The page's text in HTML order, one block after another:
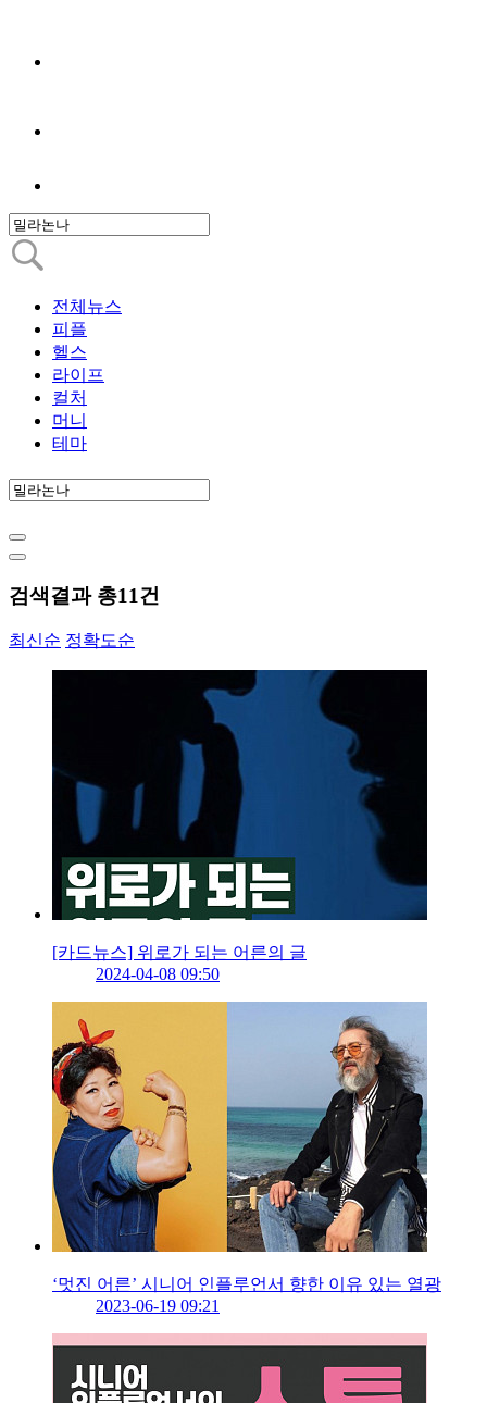
전체뉴스
피플
헬스
라이프
컬처
머니
테마
검색결과 총11건
최신순 정확도순
[카드뉴스] 위로가 되는 어른의 글
2024-04-08 09:50
‘멋진 어른’ 시니어 인플루언서 향한 이유 있는 열광
2023-06-19 09:21